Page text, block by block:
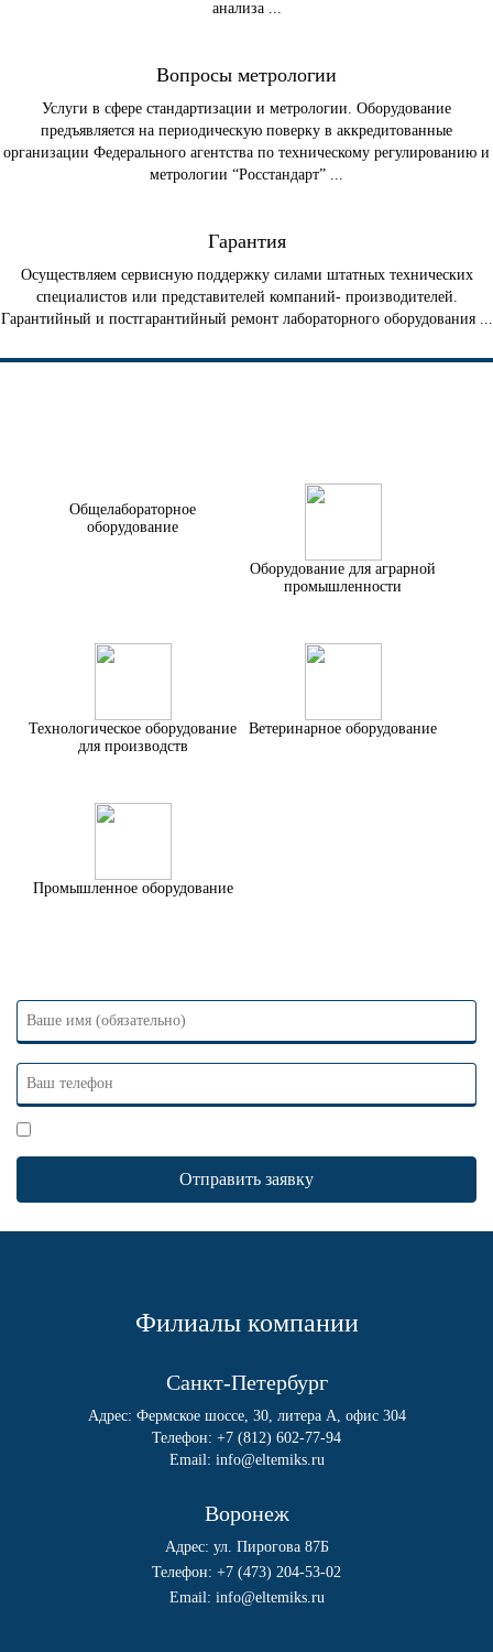
анализа ...
Вопросы метрологии
Услуги в сфере стандартизации и метрологии. Оборудование
предъявляется на периодическую поверку в аккредитованные
организации Федерального агентства по техническому регулированию и
метрологии “Росстандарт” ...
Гарантия
Осуществляем сервисную поддержку силами штатных технических
специалистов или представителей компаний- производителей.
Гарантийный и постгарантийный ремонт лабораторного оборудования ...
Общелабораторное
оборудование
Оборудование для аграрной
промышленности
Технологическое оборудование
для производств
Ветеринарное оборудование
Промышленное оборудование
Филиалы компании
Санкт-Петербург
Адрес: Фермское шоссе, 30, литера А, офис 304
Телефон: +7 (812) 602-77-94
Email: info@eltemiks.ru
Воронеж
Адрес: ул. Пирогова 87Б
Телефон: +7 (473) 204-53-02
Email: info@eltemiks.ru